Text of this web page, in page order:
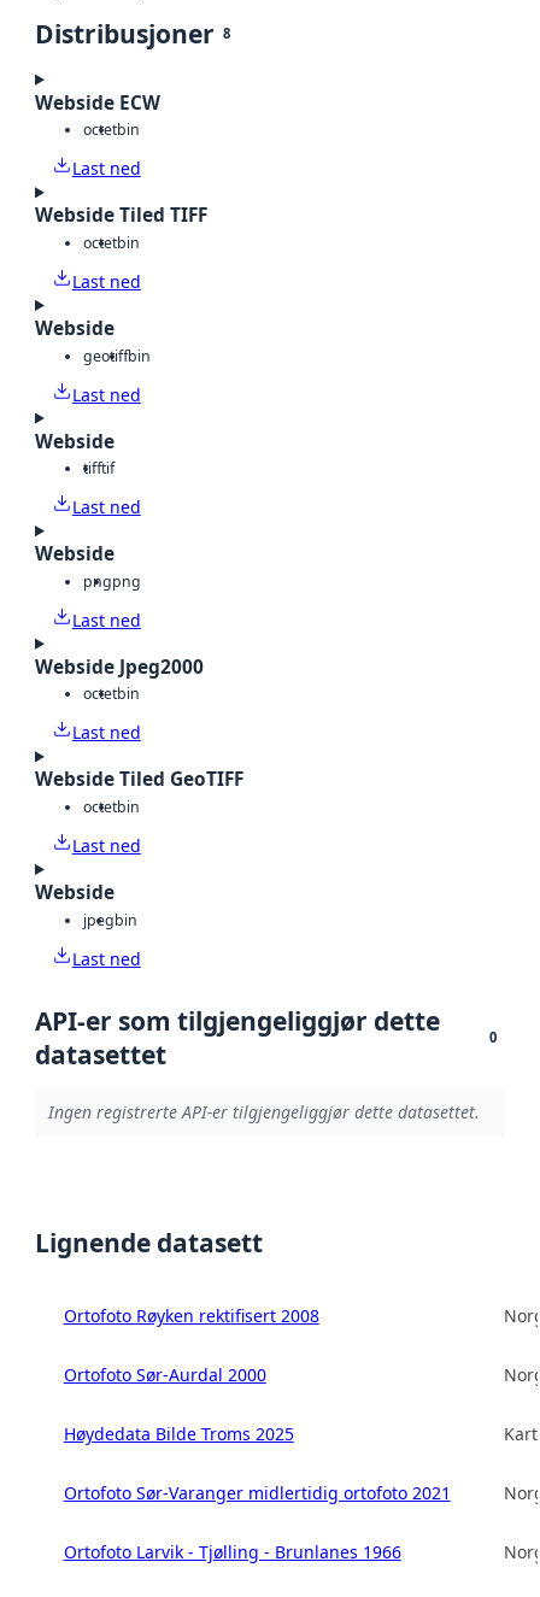
Distribusjoner 8
Webside ECW
octetbin
Last ned
Webside Tiled TIFF
octetbin
Last ned
Webside
geotiffbin
Last ned
Webside
tifftif
Last ned
Webside
pngpng
Last ned
Webside Jpeg2000
octetbin
Last ned
Webside Tiled GeoTIFF
octetbin
Last ned
Webside
jpegbin
Last ned
API-er som tilgjengeliggjør dette
datasettet
0
Ingen registrerte API-er tilgjengeliggjør dette datasettet.
Lignende datasett
Ortofoto Røyken rektifisert 2008
Ortofoto Sør-Aurdal 2000
Høydedata Bilde Troms 2025
Ortofoto Sør-Varanger midlertidig ortofoto 2021
Ortofoto Larvik - Tjølling - Brunlanes 1966